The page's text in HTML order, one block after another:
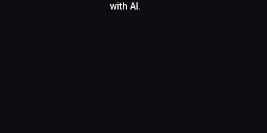
with AI.